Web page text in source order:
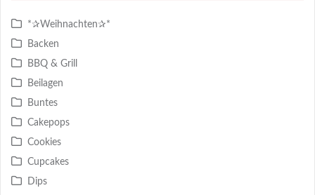
*✰Weihnachten✰*
Backen
BBQ & Grill
Beilagen
Buntes
Cakepops
Cookies
Cupcakes
Dips